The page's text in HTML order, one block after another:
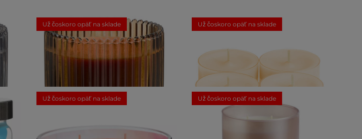
Už čoskoro opäť na sklade
Spiced Pumpkin Súdok so sviečkou
29,50 €
Už čoskoro opäť na sklade
GloLite by PartyLite® Spiced Pumpkin
Veľké čajové sviečky, 4 ks
Už čoskoro opäť na sklade Už čoskoro opäť na sklade